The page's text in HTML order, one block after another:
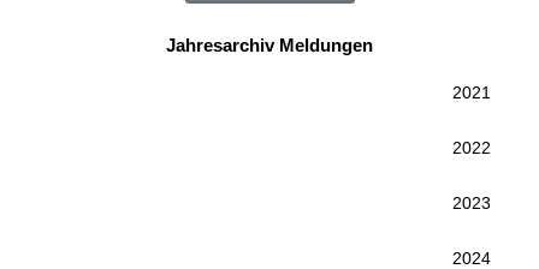
Jahresarchiv Meldungen
2021
2022
2023
2024